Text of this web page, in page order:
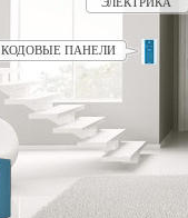
КОДОВЫЕ ПАНЕЛИ